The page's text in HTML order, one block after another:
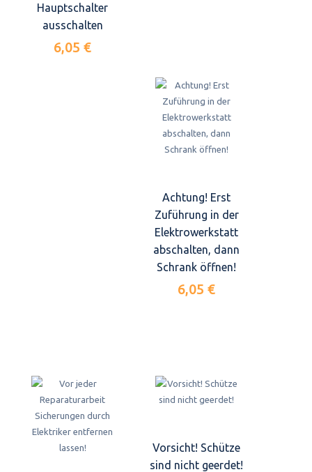
Hauptschalter
ausschalten
6,05 €
Achtung! Erst
Zuführung in der
Elektrowerkstatt
abschalten, dann
Schrank öffnen!
6,05 €
Vorsicht! Schütze
sind nicht geerdet!